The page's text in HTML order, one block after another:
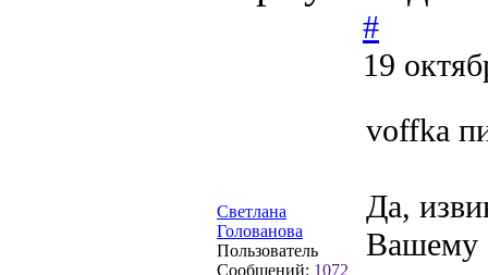
Светлана
Голованова
Пользователь
Сообщений: 1072
#
19
voffka
Да,
Вашему